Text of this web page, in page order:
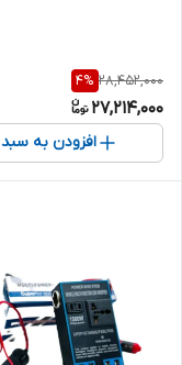
28,452,000
4%
27,214,000
افزودن به سبد